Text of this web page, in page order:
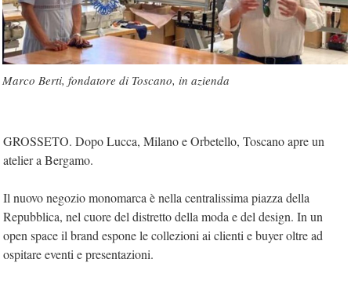
Marco Berti, fondatore di Toscano, in azienda
GROSSETO. Dopo Lucca, Milano e Orbetello, Toscano apre un
atelier a Bergamo.
Il nuovo negozio monomarca è nella centralissima piazza della
Repubblica, nel cuore del distretto della moda e del design. In un
open space il brand espone le collezioni ai clienti e buyer oltre ad
ospitare eventi e presentazioni.